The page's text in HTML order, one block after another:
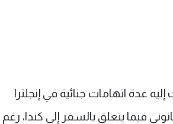
عدة اتهامات جنائية في إنجلترا
فيما يتعلق بالسفر إلى كندا، رغم